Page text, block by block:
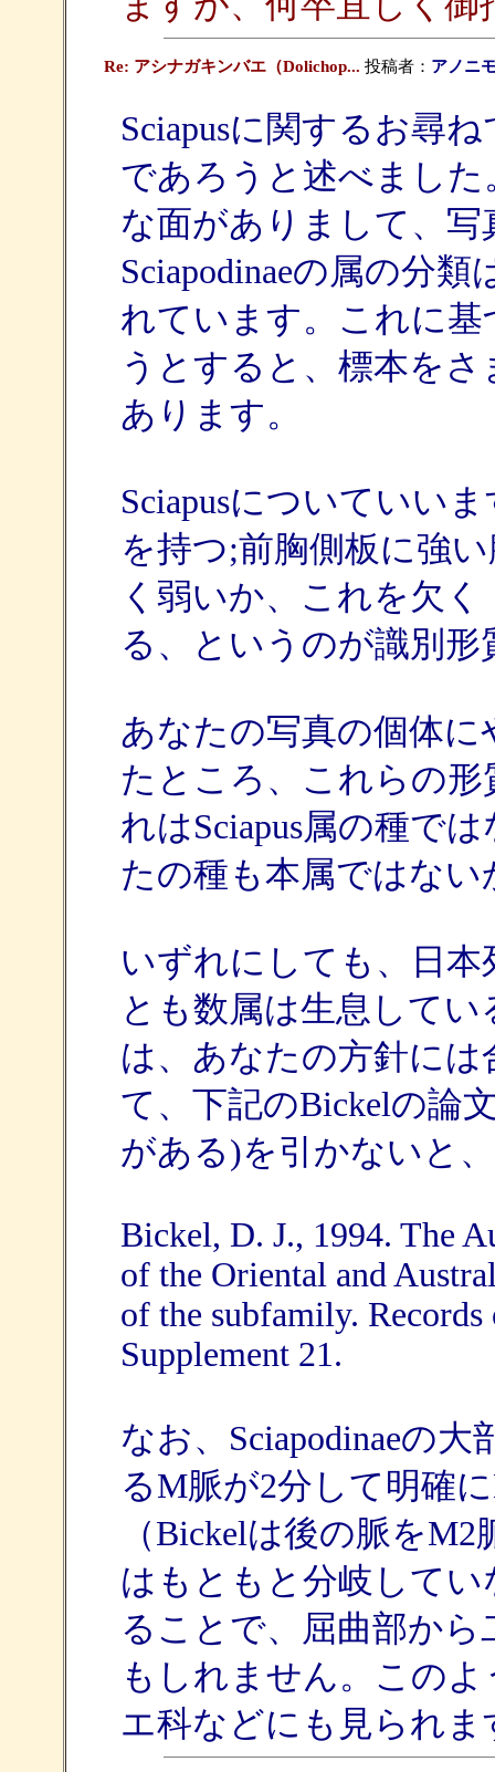
Re: アシナガキンバエ（Dolichop... 投稿者： アノニ
Sciapusに関するお尋
であろうと述べまし
な面がありまして、
Sciapodinaeの属の分
れています。これに
うとすると、標本を
あります。
Sciapusについていい
を持つ;前胸側板に強
く弱いか、これを欠
る、というのが識別形
あなたの写真の個体
たところ、これらの
れはSciapus属の種で
たの種も本属ではな
いずれにしても、日
とも数属は生息して
は、あなたの方針に
て、下記のBickelの論
がある)を引かないと
Bickel, D. J., 1994. The
of the Oriental and
of the subfamily.
Supplement 21.
なお、Sciapodinaeの
るM脈が2分して明確
（Bickelは後の脈を
はもともと分岐して
ることで、屈曲部か
もしれません。この
エ科などにも見られま